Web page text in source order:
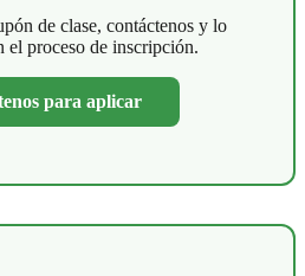
de clase, contáctenos y lo
el proceso de inscripción.
para aplicar